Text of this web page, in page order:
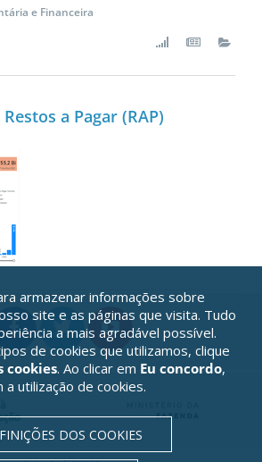
e Financeira
a Pagar (RAP)
armazenar informações sobre
site e as páginas que visita. Tudo
a mais agradável possível.
de cookies que utilizamos, clique
cookies. Ao clicar em Eu concordo,
utilização de cookies.
DOS COOKIES